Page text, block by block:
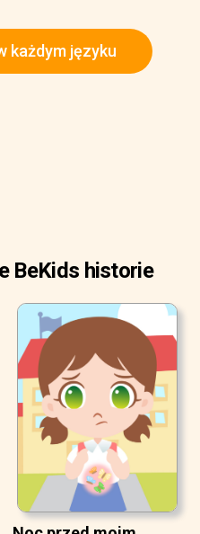
każdym języku
BeKids historie